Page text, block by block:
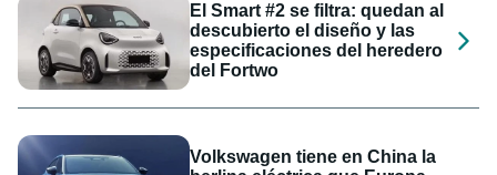
El Smart #2 se filtra: quedan al
descubierto el diseño y las
especificaciones del heredero
del Fortwo
Volkswagen tiene en China la